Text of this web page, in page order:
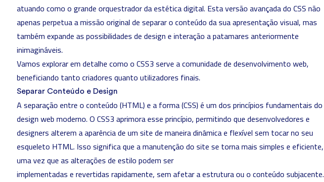
atuando como o grande orquestrador da estética digital. Esta versão avançada do CSS não
apenas perpetua a missão original de separar o conteúdo da sua apresentação visual, mas
também expande as possibilidades de design e interação a patamares anteriormente
inimagináveis.
Vamos explorar em detalhe como o CSS3 serve a comunidade de desenvolvimento web,
beneficiando tanto criadores quanto utilizadores finais.
Separar Conteúdo e Design
A separação entre o conteúdo (HTML) e a forma (CSS) é um dos princípios fundamentais do
design web moderno. O CSS3 aprimora esse princípio, permitindo que desenvolvedores e
designers alterem a aparência de um site de maneira dinâmica e flexível sem tocar no seu
esqueleto HTML. Isso significa que a manutenção do site se torna mais simples e eficiente,
uma vez que as alterações de estilo podem ser
implementadas e revertidas rapidamente, sem afetar a estrutura ou o conteúdo subjacente.